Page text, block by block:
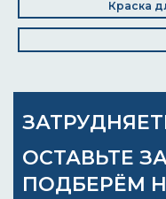
Краска
ОСТАВЬТЕ
ПОДБЕРЁМ